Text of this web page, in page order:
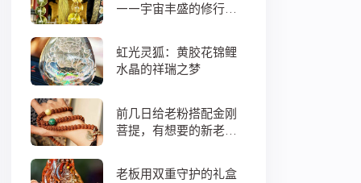
——宇宙丰盛的修行之
虹光灵狐：黄胶花锦鲤
水晶的祥瑞之梦
前几日给老粉搭配金刚
菩提，有想要的新老
老板用双重守护的礼盒